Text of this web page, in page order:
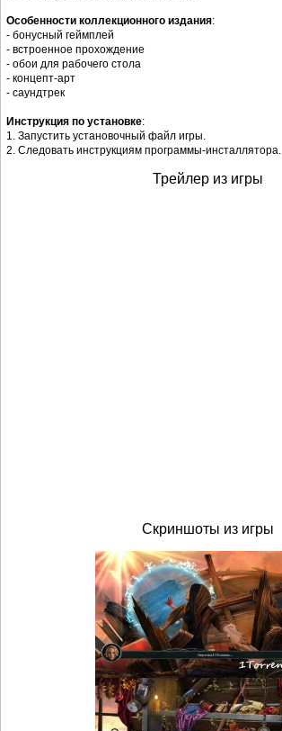
Особенности коллекционного издания:
- бонусный геймплей
- встроенное прохождение
- обои для рабочего стола
- концепт-арт
- саундтрек
Инструкция по установке:
1. Запустить установочный файл игры.
2. Следовать инструкциям программы-инсталлятора.
Трейлер из игры
Скриншоты из игры